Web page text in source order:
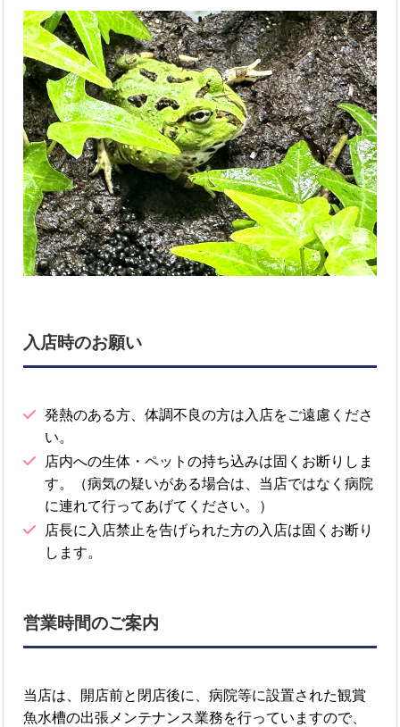
入店時のお願い
発熱のある方、体調不良の方は入店をご遠慮くださ
い。
店内への生体・ペットの持ち込みは固くお断りしま
す。（病気の疑いがある場合は、当店ではなく病院
に連れて行ってあげてください。）
店長に入店禁止を告げられた方の入店は固くお断り
します。
営業時間のご案内
当店は、開店前と閉店後に、病院等に設置された観賞
魚水槽の出張メンテナンス業務を行っていますので、